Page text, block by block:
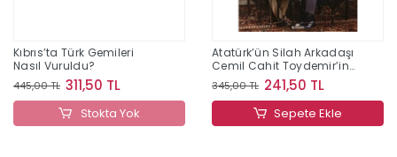
Kıbrıs’ta Türk Gemileri
Nasıl Vuruldu?
445,00 TL 311,50 TL
Stokta Yok
Atatürk’ün Silah Arkadaşı
Cemil Cahit Toydemir’in
Anıları
345,00 TL 241,50 TL
Sepete Ekle